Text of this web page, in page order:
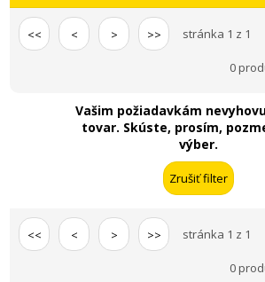
<< < > >> stránka 1 z 1
0
Vašim požiadavkám
tovar. Skúste, prosím,
výber.
<< < > >> stránka 1 z 1
0